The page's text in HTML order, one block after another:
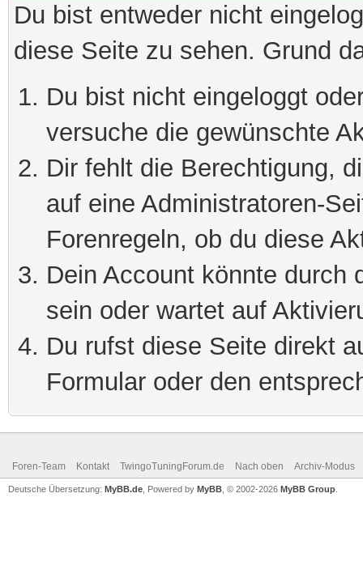
Du bist entweder nicht
diese Seite zu sehen. Grund
Du bist nicht eingeloggt
versuche die gewünschte
Dir fehlt die Berechtigung,
auf eine Administratoren-
Forenregeln, ob du diese
Dein Account könnte durch
sein oder wartet auf
Du rufst diese Seite direkt
Formular oder den
Foren-Team Kontakt TwingoTuningForum.de Nach oben Archiv-Modus
Deutsche Übersetzung: MyBB.de , Powered by MyBB , © 2002-2026 MyBB Group